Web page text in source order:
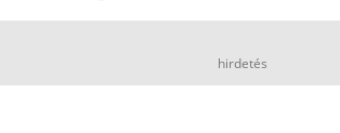
hirdetés